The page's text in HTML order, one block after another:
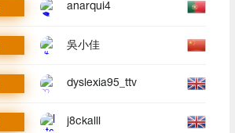
anarqui4
吳小佳
dyslexia95_ttv
j8ckalll